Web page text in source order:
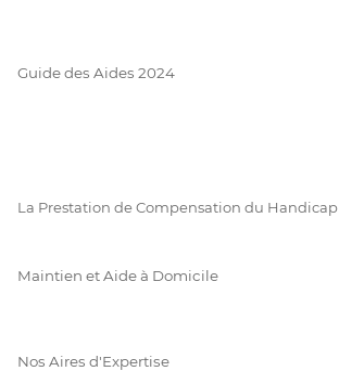
Guide des Aides 2024
La Prestation de Compensation du Handicap
Maintien et Aide à Domicile
Nos Aires d'Expertise